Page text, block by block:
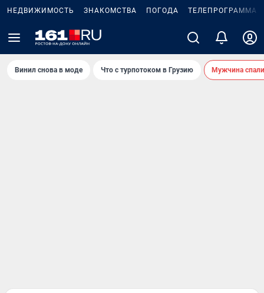
НЕДВИЖИМОСТЬ ЗНАКОМСТВА ПОГОДА ТЕЛЕПРОГРАММА
Винил снова в моде Что с турпотоком в Грузию Мужчина